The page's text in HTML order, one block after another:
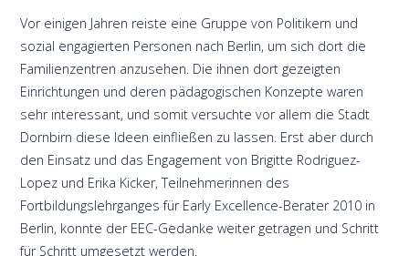
Vor einigen Jahren reiste eine Gruppe von Politikern und
sozial engagierten Personen nach Berlin, um sich dort die
Familienzentren anzusehen. Die ihnen dort gezeigten
Einrichtungen und deren pädagogischen Konzepte waren
sehr interessant, und somit versuchte vor allem die Stadt
Dornbirn diese Ideen einfließen zu lassen. Erst aber durch
den Einsatz und das Engagement von Brigitte Rodriguez-
Lopez und Erika Kicker, Teilnehmerinnen des
Fortbildungslehrganges für Early Excellence-Berater 2010 in
Berlin, konnte der EEC-Gedanke weiter getragen und Schritt
für Schritt umgesetzt werden.